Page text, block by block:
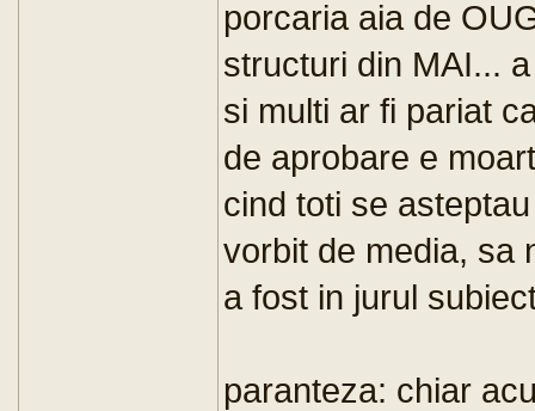
porcaria aia de
structuri din MAI...
si multi ar fi pariat
de aprobare e
cind toti se
vorbit de media, sa
a fost in jurul
paranteza: chiar